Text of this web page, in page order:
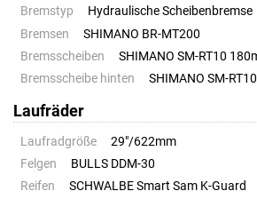
Bremstyp
Hydraulische Scheibenbremse
Bremsen
SHIMANO BR-MT200
Bremsscheiben
SHIMANO SM-RT10
Bremsscheibe hinten
SHIMANO SM-
Laufräder
Laufradgröße
29"/622mm
Felgen
BULLS DDM-30
Reifen
SCHWALBE Smart Sam K-Guard